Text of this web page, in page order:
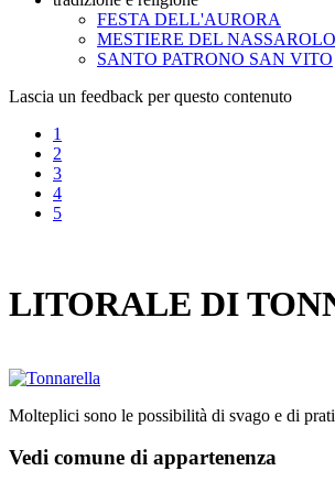
FESTA DELL'AURORA
MESTIERE DEL NASSAROLO
SANTO PATRONO SAN VITO
Lascia un feedback per questo contenuto
1
2
3
4
5
LITORALE DI
Molteplici sono le possibilità di svago e di
Vedi comune di appartenenza